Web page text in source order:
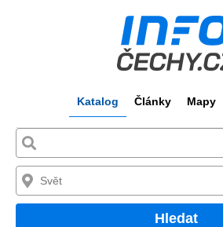
Katalog Články Mapy
Hledat